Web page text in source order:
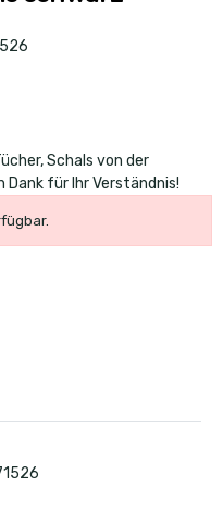
Schals von der
Dank für Ihr Verständnis!